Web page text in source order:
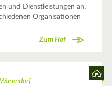
und Dienstleistungen an.
Organisationen
Zum Hof